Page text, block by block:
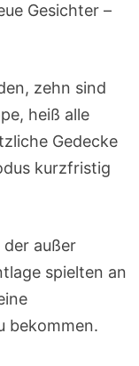
Gesichter –
zehn sind
heiß alle
Gedecke
kurzfristig
außer
spielten an
bekommen.